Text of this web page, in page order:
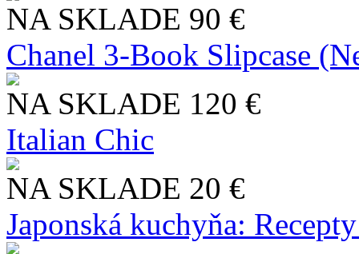
NA SKLADE 90 €
Chanel 3-Book Slipcase
NA SKLADE 120 €
Italian Chic
NA SKLADE 20 €
Japonská kuchyňa: